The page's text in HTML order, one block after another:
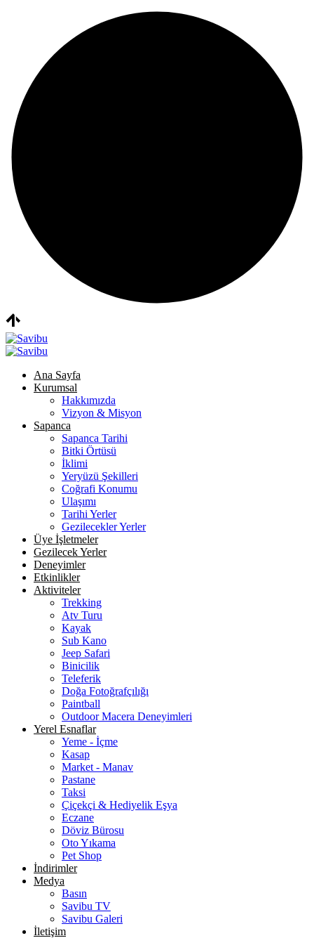
Ana Sayfa
Kurumsal
Hakkımızda
Vizyon & Misyon
Sapanca
Sapanca Tarihi
Bitki Örtüsü
İklimi
Yeryüzü Şekilleri
Coğrafi Konumu
Ulaşımı
Tarihi Yerler
Gezilecekler Yerler
Üye İşletmeler
Gezilecek Yerler
Deneyimler
Etkinlikler
Aktiviteler
Trekking
Atv Turu
Kayak
Sub Kano
Jeep Safari
Binicilik
Teleferik
Doğa Fotoğrafçılığı
Paintball
Outdoor Macera Deneyimleri
Yerel Esnaflar
Yeme - İçme
Kasap
Market - Manav
Pastane
Taksi
Çiçekçi & Hediyelik Eşya
Eczane
Döviz Bürosu
Oto Yıkama
Pet Shop
İndirimler
Medya
Basın
Savibu TV
Savibu Galeri
İletişim